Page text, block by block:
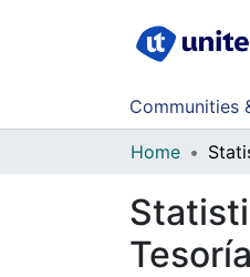
Communities
Home
Tesoría